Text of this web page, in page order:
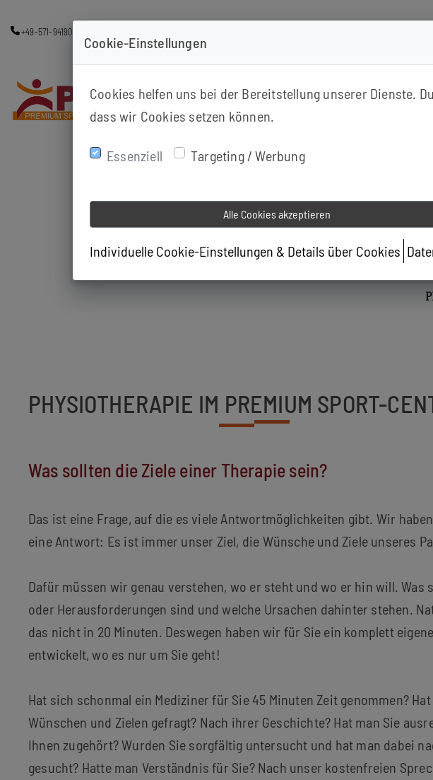
+49-571-94190163
PHYSIOTHERAPIE IM PREMIUM SPORT-
Was sollten die Ziele einer Therapie sein?
Das ist eine Frage, auf die es viele Antwortmöglichkeiten gibt. Wir
eine Antwort: Es ist immer unser Ziel, die Wünsche und Ziele unseres
Dafür müssen wir genau verstehen, wo er steht und wo er hin will. Was
oder Herausforderungen sind und welche Ursachen dahinter stehen.
das nicht in 20 Minuten. Deswegen haben wir für Sie ein komplett
entwickelt, wo es nur um Sie geht!
Hat sich schonmal ein Mediziner für Sie 45 Minuten Zeit genommen?
Wünschen und Zielen gefragt? Nach ihrer Geschichte? Hat man Sie
Ihnen zugehört? Wurden Sie sorgfältig untersucht und hat man dabei
gesucht? Hatte man Verständnis für Sie? Nach unser kostenfreien
Cookie-Einstellungen
Cookies helfen uns bei der Bereitstellung unserer Dienste.
dass wir Cookies setzen können.
Essenziell Targeting / Werbung
Alle Cookies akzeptieren
Individuelle Cookie-Einstellungen & Details über Cookies